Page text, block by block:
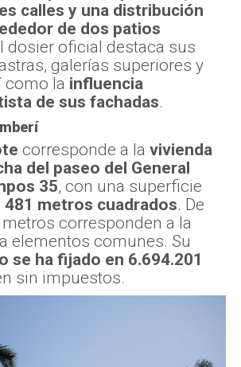
calles y una distribución
de dos patios
dosier oficial destaca sus
galerías superiores y
como la influencia
de sus fachadas.
corresponde a la vivienda
del paseo del General
35, con una superficie
481 metros cuadrados. De
corresponden a la
elementos comunes. Su
se ha fijado en 6.694.201
sin impuestos.